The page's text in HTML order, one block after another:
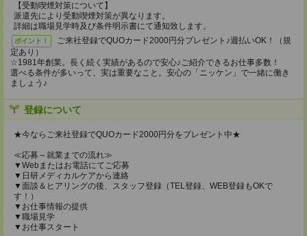
【受動喫煙対策について】
派遣先により受動喫煙対策が異なります。
詳細は職場見学時及び条件明示書にて通知致します。
ポイント！
ご来社登録でQUOカード2000円分プレゼント♪週払いOK！（規
定あり）
☆1981年創業。長く続く実績があるので安心♪ご紹介できるお仕事多数！
選べる条件が多いって、実は重要なこと。安心の「ニッケン」で一緒に働き
ましょう♪
登録について
★今ならご来社登録でQUOカード2000円分をプレゼント中★
≪応募～就業までの流れ≫
▼Webまたはお電話にてご応募
▼日研メディカルケアから連絡
▼面談＆ヒアリングの後、スタッフ登録（TEL登録、WEB登録もOKで
す！）
▼お仕事情報の提供
▼職場見学
▼お仕事スタート